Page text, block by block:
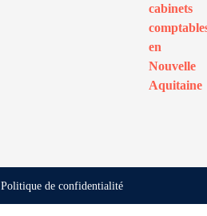
cabinets
en
Nouvelle
Aquitaine
Politique de confidentialité